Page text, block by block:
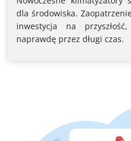
dla środowiska.
inwestycja na
naprawdę przez długi czas.